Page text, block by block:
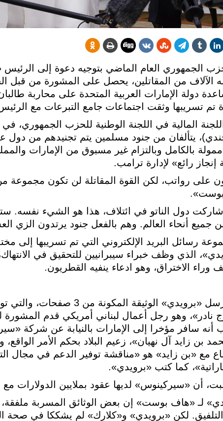
الجمهوري العام الماضي بتوجيه دعوة إلى الرئيس
من المقاتلين، يحصل على المشورة من قبل
دولة الإمارات العربية المتحدة على محاربة
تم تسريبها وثقت اجتماعات جامع التبرعات مع
المالية في اللجنة الوطنية للحزب الجمهوري، في
لواءين (بمجموع 5 آلاف جندي)، يتألفان من جنود مسلمين يتم تجنيدهم من
بالكامل وبالتزام غير مسبوق من الإمارات
رائع» لإدارة ترامب.
على رواتب، لكن القوة المقاتلة لن تكون مجموعة
بوست».
شاركت دول الناتو في ائتلاف، هذا هو الشيء نفسه.
جميع أنحاء العالم. وهم بالفعل جنود يرتدون الزي
رسائل البريد الإلكتروني التي تم تسريبها إلى
الذي وظف خبراء سيبرانيين للتحقيق في
وراء الاختراق، وهو ادعاء ينفيه القطريون.
وفي أكتوبر/تشرين الأول الماضي ، أرسل «برويدي»
وهو رجل أعمال لبناني أمريكي قدم المشورة
أنه سافر مؤخرا إلى الإمارات بالنيابة عن شركة
بن زايد آل نهيان»، زعيم البلاد بحكم الأمر الواقع،
مع «بن زايد» هو «مناقشة توفير الدعم في مجال
كما كتب «برويدي».
أن «سيركينوس» لديها عقود بملايين الدولارات مع
لـ «هاف بوست» إن بعض الوثائق المسربة ملفقة،
التلفيق. لكن «برويدي» و«كلارك» لم يشككا في